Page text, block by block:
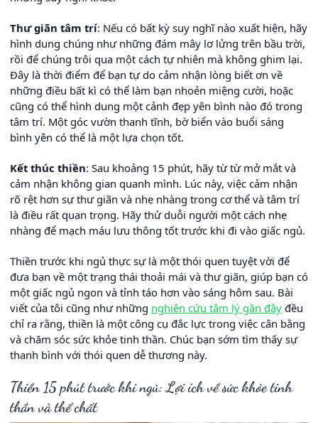
Thư giãn tâm trí: Nếu có bất kỳ suy nghĩ nào xuất hiện, hãy
hình dung chúng như những đám mây lơ lửng trên bầu trời,
rồi để chúng trôi qua một cách tự nhiên mà không ghim lại.
Đây là thời điểm để bạn tự do cảm nhận lòng biết ơn về
những điều bất kì có thể làm bạn nhoẻn miệng cười, hoặc
cũng có thể hình dung một cảnh đẹp yên bình nào đó trong
tâm trí. Một góc vườn thanh tĩnh, bờ biển vào buổi sáng
bình yên có thể là một lựa chọn tốt.
Kết thúc thiền: Sau khoảng 15 phút, hãy từ từ mở mắt và
cảm nhận không gian quanh mình. Lúc này, việc cảm nhận
rõ rệt hơn sự thư giãn và nhẹ nhàng trong cơ thể và tâm trí
là điều rất quan trọng. Hãy thử duỗi người một cách nhẹ
nhàng để mạch máu lưu thông tốt trước khi đi vào giấc ngủ.
Thiền trước khi ngủ thực sự là một thói quen tuyệt vời để
đưa bạn về một trạng thái thoải mái và thư giãn, giúp bạn có
một giấc ngủ ngon và tỉnh táo hơn vào sáng hôm sau. Bài
viết của tôi cũng như những nghiên cứu tâm lý gần đây đều
chỉ ra rằng, thiền là một công cụ đắc lực trong việc cân bằng
và chăm sóc sức khỏe tinh thần. Chúc bạn sớm tìm thấy sự
thanh bình với thói quen dễ thương này.
Thiền 15 phút trước khi ngủ: Lợi ích về sức khỏe tinh
thần và thể chất